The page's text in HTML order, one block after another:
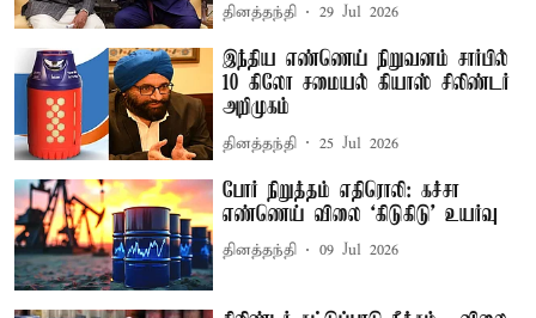
தினத்தந்தி 29 Jul 2026
இந்திய எண்ணெய் நிறுவனம் சார்பில்
10 கிலோ சமையல் கியாஸ் சிலிண்டர்
அறிமுகம்
தினத்தந்தி 25 Jul 2026
போர் நிறுத்தம் எதிரொலி: கச்சா
எண்ணெய் விலை ‘கிடுகிடு’ உயர்வு
தினத்தந்தி 09 Jul 2026